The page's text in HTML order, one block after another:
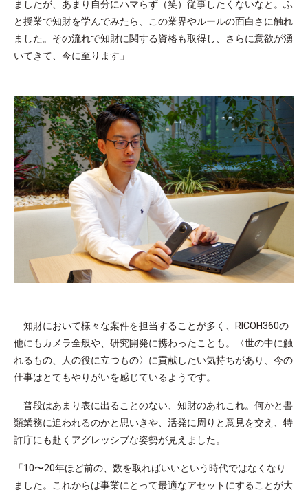
ましたが、あまり自分にハマらず（笑）従事したくないなと。ふ
と授業で知財を学んでみたら、この業界やルールの面白さに触れ
ました。その流れで知財に関する資格も取得し、さらに意欲が湧
いてきて、今に至ります」
知財において様々な案件を担当することが多く、RICOH360の
他にもカメラ全般や、研究開発に携わったことも。〈世の中に触
れるもの、人の役に立つもの〉に貢献したい気持ちがあり、今の
仕事はとてもやりがいを感じているようです。
普段はあまり表に出ることのない、知財のあれこれ。何かと書
類業務に追われるのかと思いきや、活発に周りと意見を交え、特
許庁にも赴くアグレッシブな姿勢が見えました。
「10〜20年ほど前の、数を取ればいいという時代ではなくなり
ました。これからは事業にとって最適なアセットにすることが大